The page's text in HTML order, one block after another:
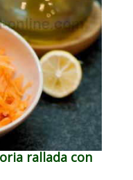
rallada con